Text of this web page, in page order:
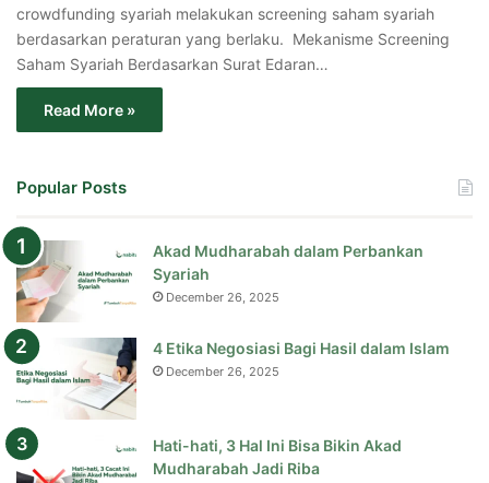
crowdfunding syariah melakukan screening saham syariah
berdasarkan peraturan yang berlaku. Mekanisme Screening
Saham Syariah Berdasarkan Surat Edaran…
Read More »
Popular Posts
Akad Mudharabah dalam Perbankan
Syariah
December 26, 2025
4 Etika Negosiasi Bagi Hasil dalam Islam
December 26, 2025
Hati-hati, 3 Hal Ini Bisa Bikin Akad
Mudharabah Jadi Riba